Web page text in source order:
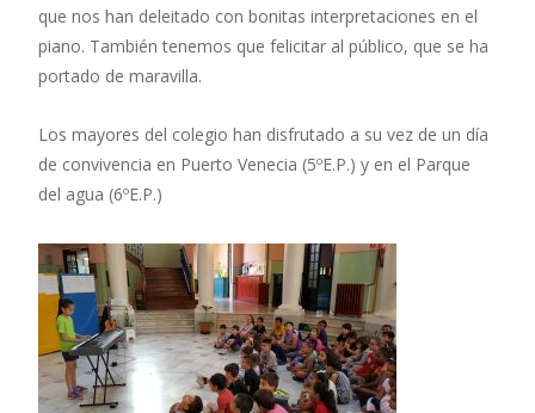
que nos han deleitado con bonitas interpretaciones en el
piano. También tenemos que felicitar al público, que se ha
portado de maravilla.
Los mayores del colegio han disfrutado a su vez de un día
de convivencia en Puerto Venecia (5ºE.P.) y en el Parque
del agua (6ºE.P.)